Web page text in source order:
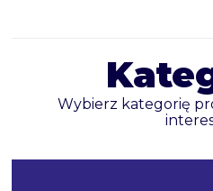
Wybierz kategorię